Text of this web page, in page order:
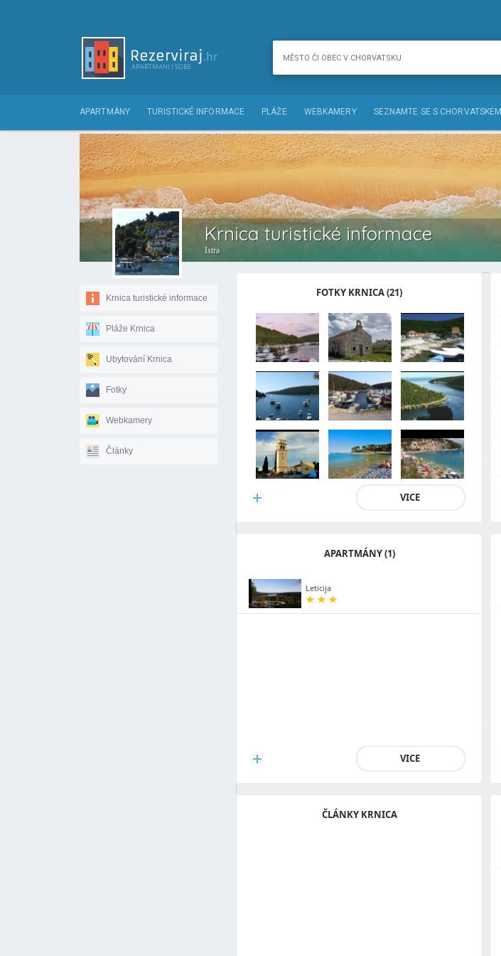
APARTMÁNY TURISTICKÉ INFORMACE PLÁŽE WEBKAMERY SEZNAMTE SE S CHORVATSKEM
Krnica turistické informace
Istra
Krnica turistické informace
Pláže Krnica
Ubytování Krnica
Fotky
Webkamery
Články
FOTKY KRNICA (21)
VICE
APARTMÁNY (1)
Leticija
VICE
ČLÁNKY KRNICA